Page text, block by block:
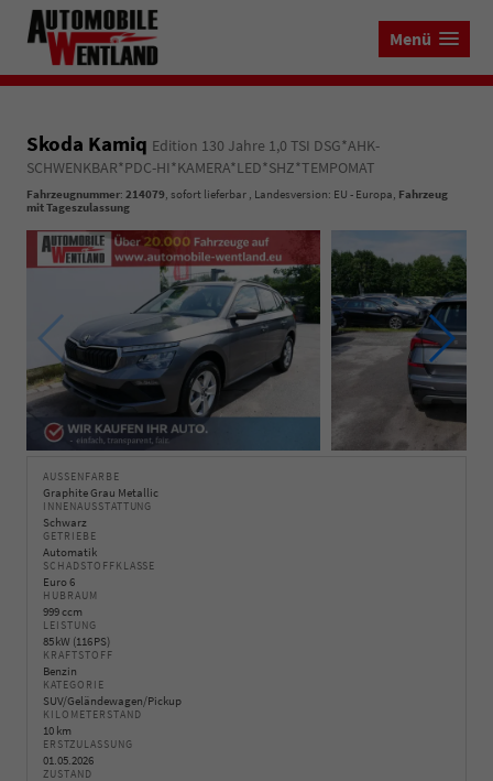
Menü
Skoda Kamiq Edition 130 Jahre 1,0 TSI DSG*AHK-
SCHWENKBAR*PDC-HI*KAMERA*LED*SHZ*TEMPOMAT
Fahrzeugnummer: 214079, sofort lieferbar , Landesversion: EU - Europa, Fahrzeug
mit Tageszulassung
AUSSENFARBE
Graphite Grau Metallic
INNENAUSSTATTUNG
Schwarz
GETRIEBE
Automatik
SCHADSTOFFKLASSE
Euro 6
HUBRAUM
999 ccm
LEISTUNG
85 kW (116 PS)
KRAFTSTOFF
Benzin
KATEGORIE
SUV/Geländewagen/Pickup
KILOMETERSTAND
10 km
ERSTZULASSUNG
01.05.2026
ZUSTAND